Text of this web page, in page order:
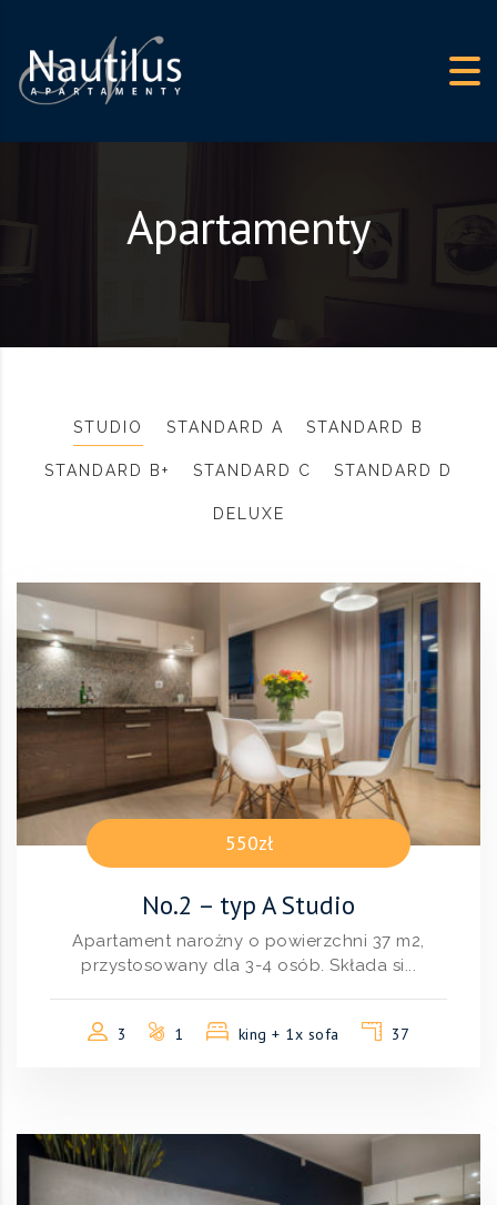
Apartamenty
STUDIO STANDARD A STANDARD B
STANDARD B+ STANDARD C STANDARD D
DELUXE
550zł
No.2 – typ A Studio
Apartament narożny o powierzchni 37 m2,
przystosowany dla 3-4 osób. Składa si...
3 1 king + 1x sofa 37